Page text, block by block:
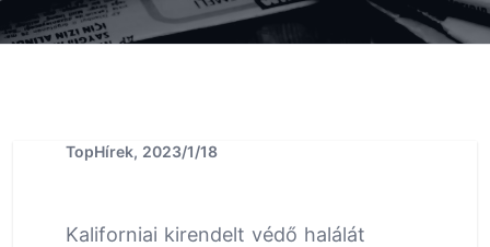
TopHírek, 2023/1/18
Kaliforniai kirendelt védő halálát